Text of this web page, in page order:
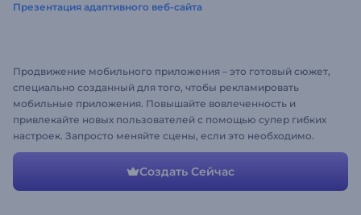
Презентация адаптивного веб-сайта
Продвижение мобильного приложения – это готовый cюжет,
специально созданный для того, чтобы рекламировать
мобильные приложения. Повышайте вовлеченность и
привлекайте новых пользователей с помощью супер гибких
настроек. Запросто меняйте сцены, если это необходимо.
Добавьте свой текст, загружайте медиа, и ваше видео будет
готово в течение несколько минут!
Создать Сейчас